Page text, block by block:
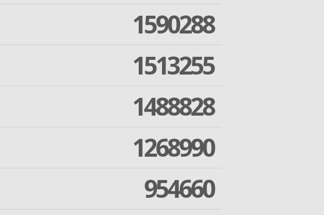
1590288
1513255
1488828
1268990
954660